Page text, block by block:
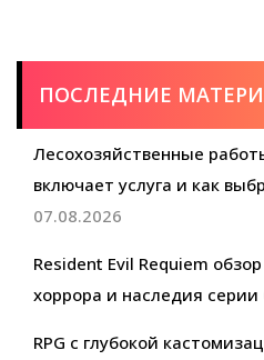
ПОСЛЕДНИЕ
Лесохозяйственные
включает услуга и как
07.08.2026
Resident Evil Requiem
хоррора и наследия серии
RPG с глубокой